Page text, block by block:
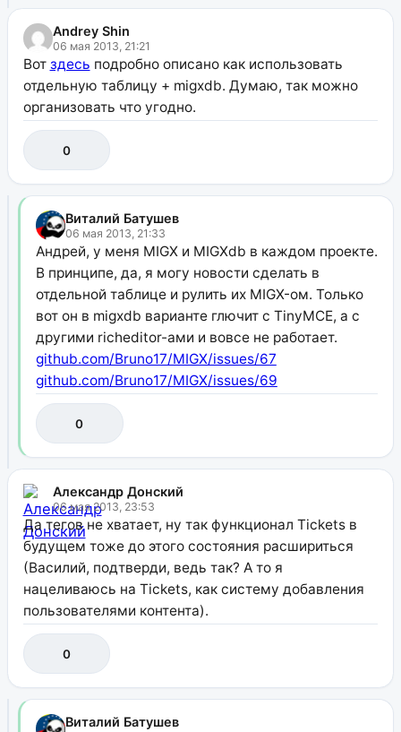
Andrey Shin
06 мая 2013, 21:21
Вот здесь подробно описано как использовать
отдельную таблицу + migxdb. Думаю, так можно
организовать что угодно.
0
Виталий Батушев
06 мая 2013, 21:33
Андрей, у меня MIGX и MIGXdb в каждом проекте.
В принципе, да, я могу новости сделать в
отдельной таблице и рулить их MIGX-ом. Только
вот он в migxdb варианте глючит с TinyMCE, а с
другими richeditor-ами и вовсе не работает.
github.com/Bruno17/MIGX/issues/67
github.com/Bruno17/MIGX/issues/69
0
Александр Донский
06 мая 2013, 23:53
Да тегов не хватает, ну так функционал Tickets в
будущем тоже до этого состояния расшириться
(Василий, подтверди, ведь так? А то я
нацеливаюсь на Tickets, как систему добавления
пользователями контента).
0
Виталий Батушев